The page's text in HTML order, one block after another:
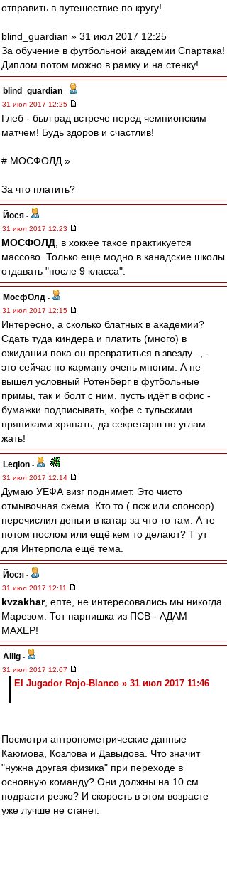
отправить в путешествие по кругу!
blind_guardian » 31 июл 2017 12:25
За обучение в футбольной академии Спартака!
Диплом потом можно в рамку и на стенку!
blind_guardian -
31 июл 2017 12:25
Глеб - был рад встрече перед чемпионским
матчем! Будь здоров и счастлив!
# МОСФОЛД »
За что платить?
Йося -
31 июл 2017 12:23
МОСФОЛД , в хоккее такое практикуется
массово. Только еще модно в канадские школы
отдавать "после 9 класса".
МосфОлд -
31 июл 2017 12:15
Интересно, а сколько блатных в академии?
Сдать туда киндера и платить (много) в
ожидании пока он превратиться в звезду..., -
это сейчас по карману очень многим. А не
вышел условный Ротенберг в футбольные
примы, так и болт с ним, пусть идёт в офис -
бумажки подписывать, кофе с тульскими
пряниками хряпать, да секретарш по углам
жать!
Leqion -
31 июл 2017 12:14
Думаю УЕФА визг поднимет. Это чисто
отмывочная схема. Кто то ( псж или спонсор)
перечислил деньги в катар за что то там. А те
потом послом или ещё кем то делают? Т ут
для Интерпола ещё тема.
Йося -
31 июл 2017 12:11
kvzakhar, епте, не интересовались мы никогда
Марезом. Тот парнишка из ПСВ - АДАМ
МАХЕР!
Allig -
31 июл 2017 12:07
El Jugador Rojo-Blanco » 31 июл 2017 11:46
Посмотри антропометрические данные
Каюмова, Козлова и Давыдова. Что значит
"нужна другая физика" при переходе в
основную команду? Они должны на 10 см
подрасти резко? И скорость в этом возрасте
уже лучше не станет.